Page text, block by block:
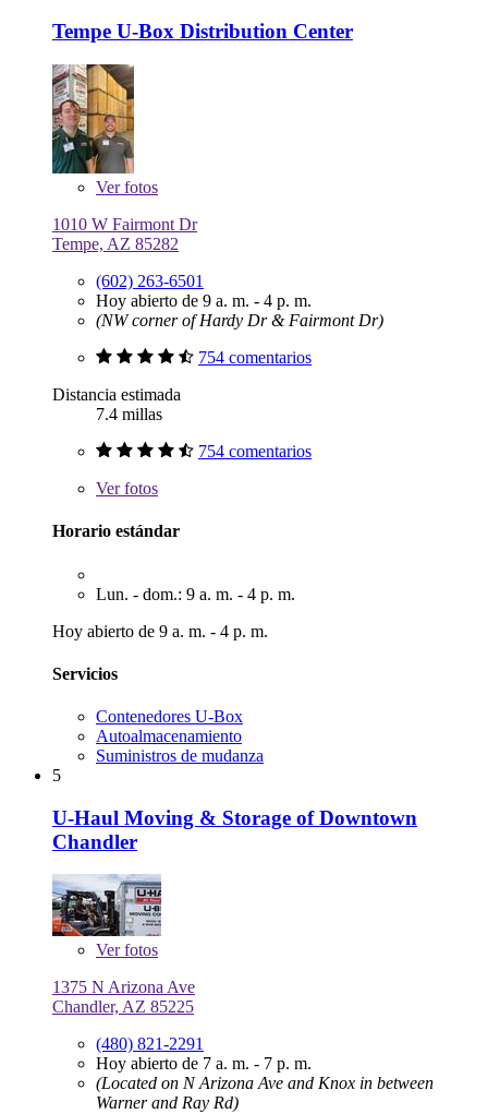
Tempe U-Box Distribution Center
Verfotos
1010 W Fairmont Dr
Tempe, AZ 85282
(602) 263-6501
Hoy abierto de 9 a. m. - 4 p. m.
(NW corner of Hardy Dr & Fairmont Dr)
754 comentarios
Distancia estimada
7.4 millas
754 comentarios
Verfotos
Horario estándar
Lun. - dom.: 9 a. m. - 4 p. m.
Hoy abierto de 9 a. m. - 4 p. m.
Servicios
Contenedores U-Box
Autoalmacenamiento
Suministros de mudanza
5
U-Haul Moving & Storage of Downtown
Chandler
Verfotos
1375 N Arizona Ave
Chandler, AZ 85225
(480) 821-2291
Hoy abierto de 7 a. m. - 7 p. m.
(Located on N Arizona Ave and Knox in between
Warner and Ray Rd)